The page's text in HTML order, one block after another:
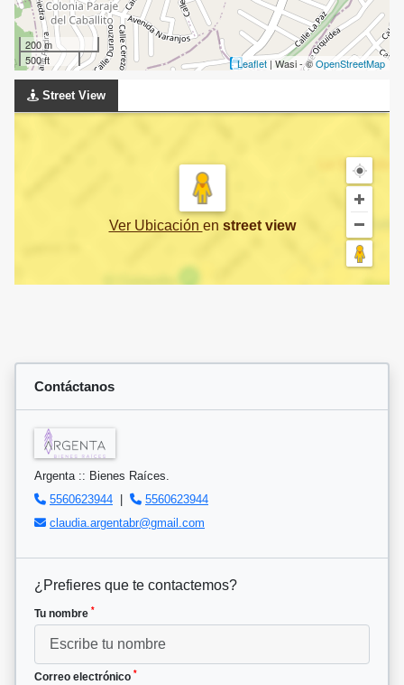
200 m
500 ft
Leaflet | Wasi - ©OpenStreetMap
Street View
Ver Ubicación en street view
Contáctanos
Argenta :: Bienes Raíces.
5560623944 |
5560623944
claudia.argentabr@gmail.com
¿Prefieres que te contactemos?
Tu nombre *
Correo electrónico *